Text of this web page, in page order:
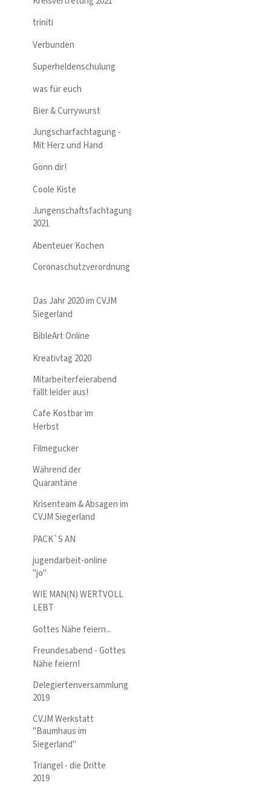
triniti
Verbunden
Superheldenschulung
was für euch
Bier & Currywurst
Jungscharfachtagung -
Mit Herz und Hand
Gönn dir!
Coole Kiste
Jungenschaftsfachtagung
2021
Abenteuer Kochen
Coronaschutzverordnung
Das Jahr 2020 im CVJM
Siegerland
BibleArt Online
Kreativtag 2020
Mitarbeiterfeierabend
fällt leider aus!
Cafe Kostbar im
Herbst
Filmegucker
Während der
Quarantäne
Krisenteam & Absagen im
CVJM Siegerland
PACK`S AN
jugendarbeit-online
"jo"
WIE MAN(N) WERTVOLL
LEBT
Gottes Nähe feiern...
Freundesabend - Gottes
Nähe feiern!
Delegiertenversammlung
2019
CVJM Werkstatt
"Baumhaus im
Siegerland"
Triangel - die Dritte
2019